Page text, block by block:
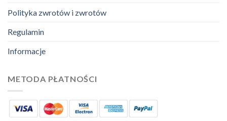
Polityka zwrotów i zwrotów
Regulamin
Informacje
METODA PŁATNOŚCI